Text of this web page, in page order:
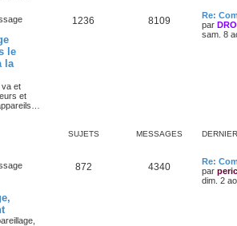
le
la
va et
et
1236 8109
Re:
par
sam. 8
SUJETS MESSAGES
872 4340
Re:
par
dim. 2